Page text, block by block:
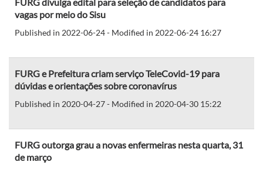
vagas por meio do Sisu
Published in 2022-06-24 - Modified in 2022-06-24 16:27
FURG e Prefeitura criam serviço TeleCovid-19 para
dúvidas e orientações sobre coronavírus
Published in 2020-04-27 - Modified in 2020-04-30 15:22
FURG outorga grau a novas enfermeiras nesta quarta, 31
de março